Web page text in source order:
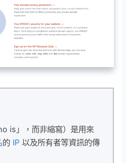
is」，而非縮寫）是用來
的 IP 以及所有者等資訊的傳